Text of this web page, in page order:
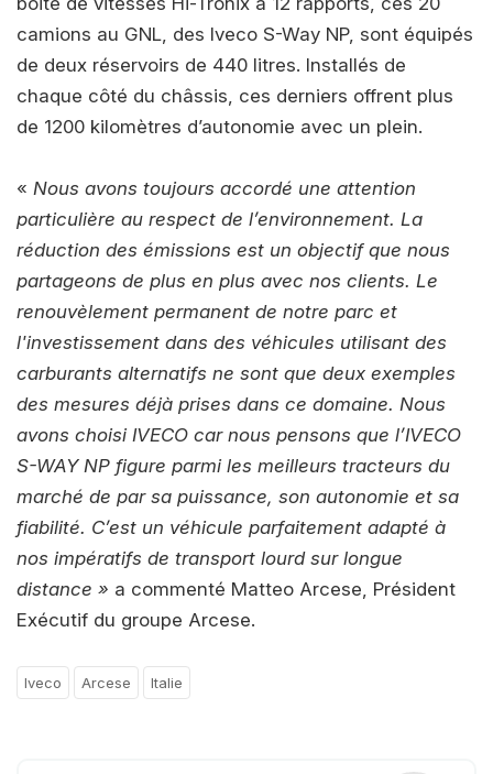
camions au GNL, des Iveco S-Way NP, sont équipés
de deux réservoirs de 440 litres. Installés de
chaque côté du châssis, ces derniers offrent plus
de 1200 kilomètres d’autonomie avec un plein.
« Nous avons toujours accordé une attention
particulière au respect de l’environnement. La
réduction des émissions est un objectif que nous
partageons de plus en plus avec nos clients. Le
renouvèlement permanent de notre parc et
l'investissement dans des véhicules utilisant des
carburants alternatifs ne sont que deux exemples
des mesures déjà prises dans ce domaine. Nous
avons choisi IVECO car nous pensons que l’IVECO
S-WAY NP figure parmi les meilleurs tracteurs du
marché de par sa puissance, son autonomie et sa
fiabilité. C’est un véhicule parfaitement adapté à
nos impératifs de transport lourd sur longue
distance » a commenté Matteo Arcese, Président
Exécutif du groupe Arcese.
Iveco Arcese Italie